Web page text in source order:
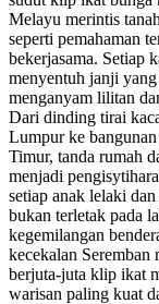
Melayu merintis
seperti pemahaman
bekerjasama. Setiap
menyentuh janji
menganyam lilitan
Dari dinding tirai
Lumpur ke
Timur, tanda rumah
menjadi
setiap anak lelaki
bukan terletak pada
kegemilangan
kecekalan Seremban
berjuta-juta klip ikat
warisan paling kuat